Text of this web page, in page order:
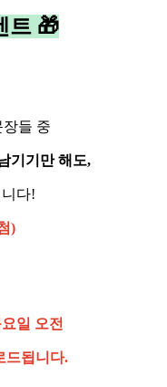
트 🎁
들 중
기기만 해도,
다!
)
일 오전
드됩니다.